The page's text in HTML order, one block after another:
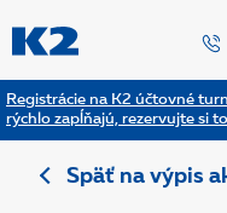
Registrácie na K2 účtovné
rýchlo zapĺňajú, rezervujte si
Späť na výpis